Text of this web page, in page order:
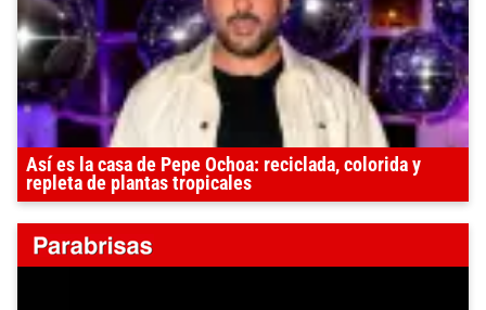
Así es la casa de Pepe Ochoa: reciclada, colorida y
repleta de plantas tropicales